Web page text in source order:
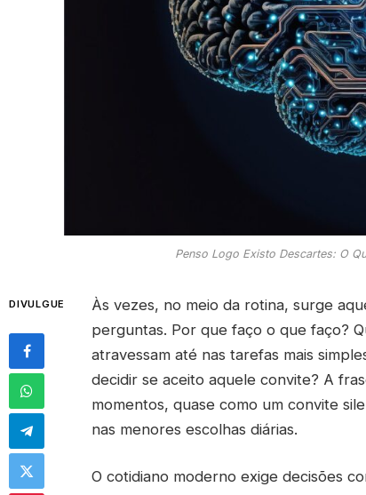
Penso Logo Existo Descartes: O
DIVULGUE
Às vezes, no meio da rotina, surge
perguntas. Por que faço o que faço?
atravessam até nas tarefas mais
decidir se aceito aquele convite? A
momentos, quase como um convite
nas menores escolhas diárias.
O cotidiano moderno exige decisões